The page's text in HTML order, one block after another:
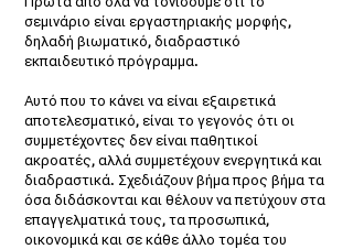
σεμινάριο είναι εργαστηριακής μορφής,
δηλαδή βιωματικό, διαδραστικό
εκπαιδευτικό πρόγραμμα.
Αυτό που το κάνει να είναι εξαιρετικά
αποτελεσματικό, είναι το γεγονός ότι οι
συμμετέχοντες δεν είναι παθητικοί
ακροατές, αλλά συμμετέχουν ενεργητικά και
διαδραστικά. Σχεδιάζουν βήμα προς βήμα τα
όσα διδάσκονται και θέλουν να πετύχουν στα
επαγγελματικά τους, τα προσωπικά,
οικονομικά και σε κάθε άλλο τομέα του